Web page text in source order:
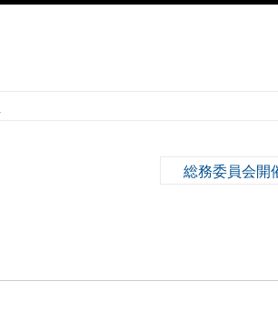
総務委員会開